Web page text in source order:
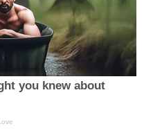
you knew about